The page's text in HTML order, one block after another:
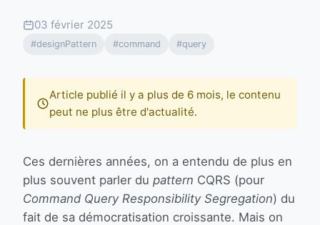
03 février 2025
#designPattern #command #query
Article publié il y a plus de 6 mois, le contenu
peut ne plus être d'actualité.
Ces dernières années, on a entendu de plus en
plus souvent parler du pattern CQRS (pour
Command Query Responsibility Segregation) du
fait de sa démocratisation croissante. Mais on